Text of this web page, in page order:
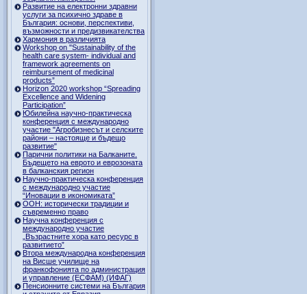
Развитие на електронни здравни
услуги за психично здраве в
България: основи, перспективи,
възможности и предизвикателства
Хармония в различията
Workshop on "Sustainability of the
health care system- individual and
framework agreements on
reimbursement of medicinal
products”
Horizon 2020 workshop “Spreading
Excellence and Widening
Participation”
Юбилейна научно-практическа
конференция с международно
участие "Агробизнесът и селските
райони – настояще и бъдещо
развитие"
Парични политики на Балканите.
Бъдещето на еврото и еврозоната
в балканския регион
Научно-практическа конференция
с международно участие
“Иновации в икономиката”
ООН: исторически традиции и
съвременно право
Научна конференция с
международно участие
„Възрастните хора като ресурс в
развитието”
Втора международна конференция
на Висше училище на
франкофонията по администрация
и управление (ЕСФАМ) (ИФАГ)
Пенсионните системи на България